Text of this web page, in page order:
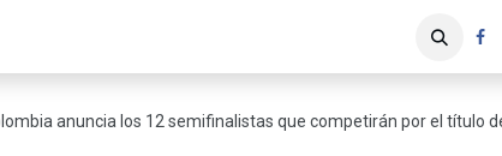
anuncia los 12 semifinalistas que competirán por el título